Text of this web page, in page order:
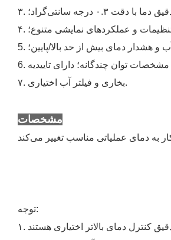
با دقت ۰.۳ درجه سانتی‌گراد؛
هشدار دمای بیش از حد بالا/پایین؛
۷. بخاری و فیلتر آب اختیاری.
مشخصات
توجه: